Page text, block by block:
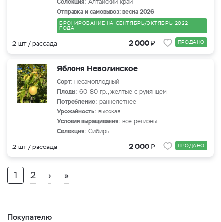
Селекция: Алтайский край
Отправка и самовывоз: весна 2026
БРОНИРОВАНИЕ НА СЕНТЯБРЬ/ОКТЯБРЬ 2022
ГОДА
2 шт / рассада 2 000₽ ПРОДАНО
Яблоня Неволинское
Сорт: несамоплодный
Плоды: 60-80 гр., желтые с румянцем
Потребление: раннелетнее
Урожайность: высокая
Условия выращивания: все регионы
Селекция: Сибирь
2 шт / рассада 2 000₽ ПРОДАНО
1 2 › »
Покупателю